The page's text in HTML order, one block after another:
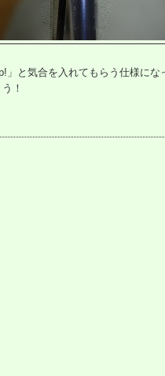
」と気合を入れてもらう仕様にな
！